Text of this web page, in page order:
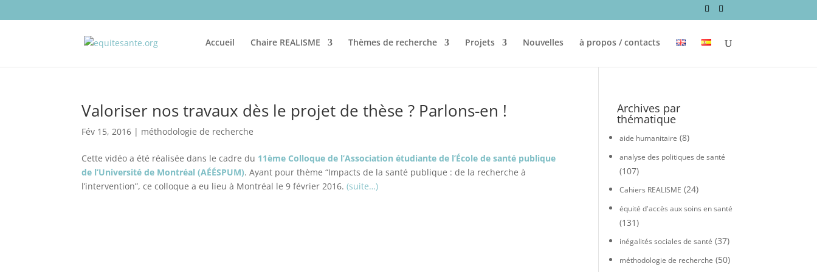
Accueil Chaire REALISME Thèmes de recherche Projets Nouvelles à propos / contacts
Valoriser nos travaux dès le projet de thèse ? Parlons-en !
Fév 15, 2016 | méthodologie de recherche
Cette vidéo a été réalisée dans le cadre du 11ème Colloque de l’Association étudiante de l’École de santé publique
de l’Université de Montréal (AÉÉSPUM). Ayant pour thème “Impacts de la santé publique : de la recherche à
l’intervention”, ce colloque a eu lieu à Montréal le 9 février 2016.(suite…)
Archives par
thématique
aide humanitaire (8)
analyse des politiques de santé
(107)
Cahiers REALISME (24)
équité d'accès aux soins en santé
(131)
inégalités sociales de santé (37)
méthodologie de recherche (50)